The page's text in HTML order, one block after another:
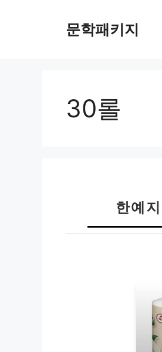
문학패키지
30롤
한예